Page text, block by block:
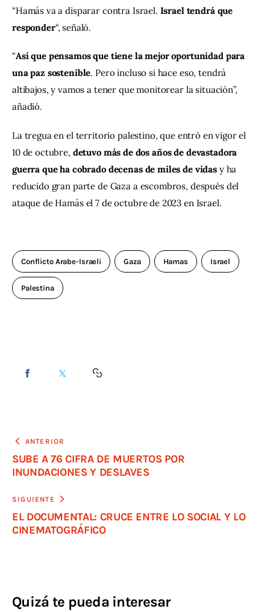
“Hamás va a disparar contra Israel. Israel tendrá que
responder“, señaló.
“Así que pensamos que tiene la mejor oportunidad para
una paz sostenible. Pero incluso si hace eso, tendrá
altibajos, y vamos a tener que monitorear la situación”,
añadió.
La tregua en el territorio palestino, que entró en vigor el
10 de octubre, detuvo más de dos años de devastadora
guerra que ha cobrado decenas de miles de vidas y ha
reducido gran parte de Gaza a escombros, después del
ataque de Hamás el 7 de octubre de 2023 en Israel.
Conflicto Arabe-Israeli Gaza Hamas Israel
Palestina
ANTERIOR
SUBE A 76 CIFRA DE MUERTOS POR
INUNDACIONES Y DESLAVES
SIGUIENTE
EL DOCUMENTAL: CRUCE ENTRE LO SOCIAL Y LO
CINEMATOGRÁFICO
Quizá te pueda interesar